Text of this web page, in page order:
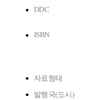
DDC
ISBN
자료형태
발행국(도시)